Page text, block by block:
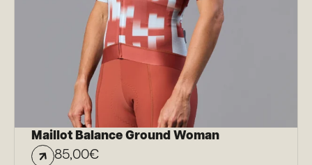
Maillot Balance Ground Woman
85,00€